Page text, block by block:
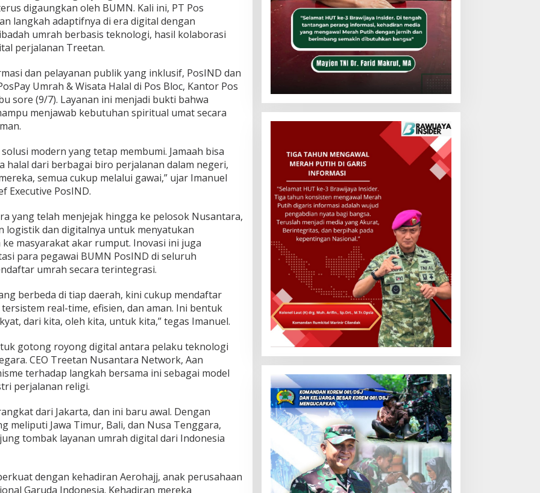
digaungkan oleh BUMN. Kali ini, PT Pos
langkah adaptifnya di era digital dengan
umrah berbasis teknologi, hasil kolaborasi
perjalanan Treetan.
dan pelayanan publik yang inklusif, PosIND dan
Umrah & Wisata Halal di Pos Bloc, Kantor Pos
sore (9/7). Layanan ini menjadi bukti bahwa
menjawab kebutuhan spiritual umat secara
modern yang tetap membumi. Jamaah bisa
halal dari berbagai biro perjalanan dalam negeri,
semua cukup melalui gawai,” ujar Imanuel
Executive PosIND.
yang telah menjejak hingga ke pelosok Nusantara,
logistik dan digitalnya untuk menyatukan
masyarakat akar rumput. Inovasi ini juga
para pegawai BUMN PosIND di seluruh
umrah secara terintegrasi.
berbeda di tiap daerah, kini cukup mendaftar
real-time, efisien, dan aman. Ini bentuk
dari kita, oleh kita, untuk kita,” tegas Imanuel.
gotong royong digital antara pelaku teknologi
CEO Treetan Nusantara Network, Aan
terhadap langkah bersama ini sebagai model
perjalanan religi.
dari Jakarta, dan ini baru awal. Dengan
meliputi Jawa Timur, Bali, dan Nusa Tenggara,
tombak layanan umrah digital dari Indonesia
dengan kehadiran Aerohajj, anak perusahaan
Garuda Indonesia. Kehadiran mereka